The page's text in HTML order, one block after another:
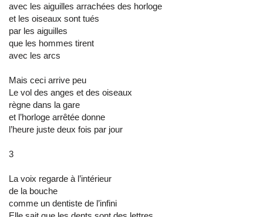
avec les aiguilles arrachées des horloge
et les oiseaux sont tués
par les aiguilles
que les hommes tirent
avec les arcs
Mais ceci arrive peu
Le vol des anges et des oiseaux
règne dans la gare
et l’horloge arrêtée donne
l’heure juste deux fois par jour
3
La voix regarde à l’intérieur
de la bouche
comme un dentiste de l’infini